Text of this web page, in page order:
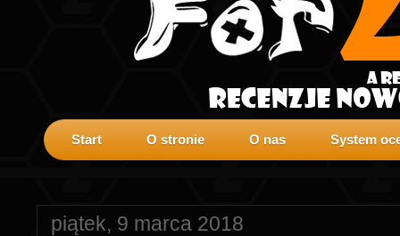
Start O stronie O nas System
piątek, 9 marca 2018